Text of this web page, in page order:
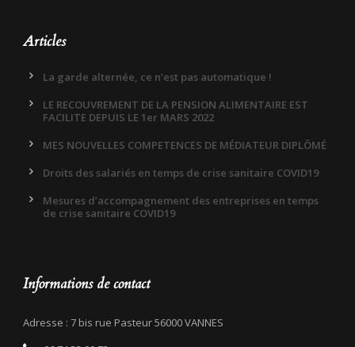
Articles
La garde alternée, ce n’est pas automatique !
LE RECOUVREMENT DE LA PENSION ALIMENTAIRE EST
FACILITE DEPUIS LE 1er MARS 2022
MES NOUVELLES COMPETENCES DE MÉDIATEUR DIPLÔMÉ
Droits des salariés en temps de crise sanitaire COVID19
Mesures d’accompagnement des entreprises en temps
de crise sanitaire COVID19
Informations de contact
Adresse : 7 bis rue Pasteur 56000 VANNES